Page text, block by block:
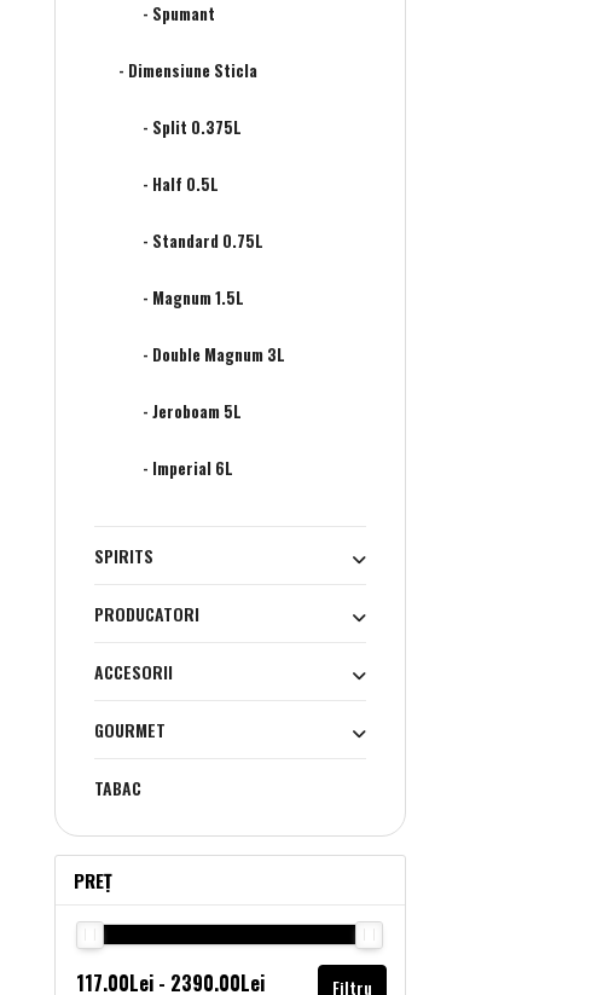
- Spumant
- Dimensiune Sticla
- Split 0.375L
- Half 0.5L
- Standard 0.75L
- Magnum 1.5L
- Double Magnum 3L
- Jeroboam 5L
- Imperial 6L
SPIRITS
PRODUCATORI
ACCESORII
GOURMET
TABAC
PREȚ
Filtru